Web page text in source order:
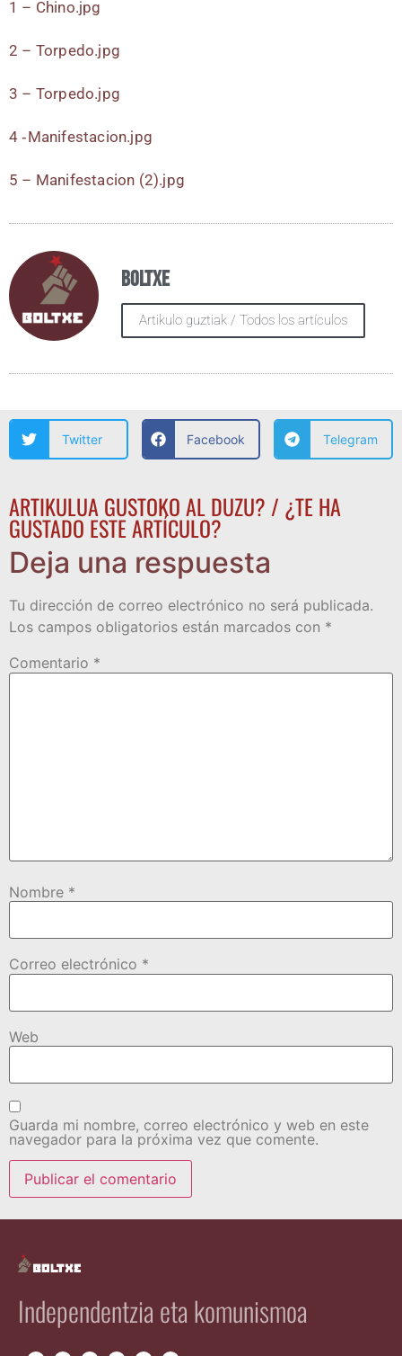
1 – Chino.jpg
2 – Torpedo.jpg
3 – Torpedo.jpg
4 ‑Manifestacion.jpg
5 – Mani­fes­ta­cion (2).jpg
Boltxe
Artikulo guztiak / Todos los artículos
Twitter Facebook Telegram
ARTIKULUA GUSTOKO AL DUZU? / ¿TE HA
GUSTADO ESTE ARTÍCULO?
Deja una respuesta
Tu dirección de correo electrónico no será publicada.
Los campos obligatorios están marcados con *
Comentario *
Nombre *
Correo electrónico *
Web
Guarda mi nombre, correo electrónico y web en este
navegador para la próxima vez que comente.
Independentzia eta komunismoa